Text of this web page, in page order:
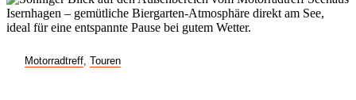
Motorradtreff Touren